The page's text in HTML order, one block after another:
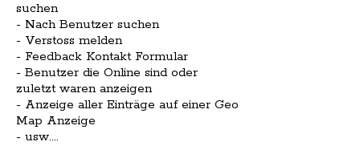
suchen
- Nach Benutzer suchen
- Verstoss melden
- Feedback Kontakt Formular
- Benutzer die Online sind oder
zuletzt waren anzeigen
- Anzeige aller Einträge auf einer Geo
Map Anzeige
- usw....